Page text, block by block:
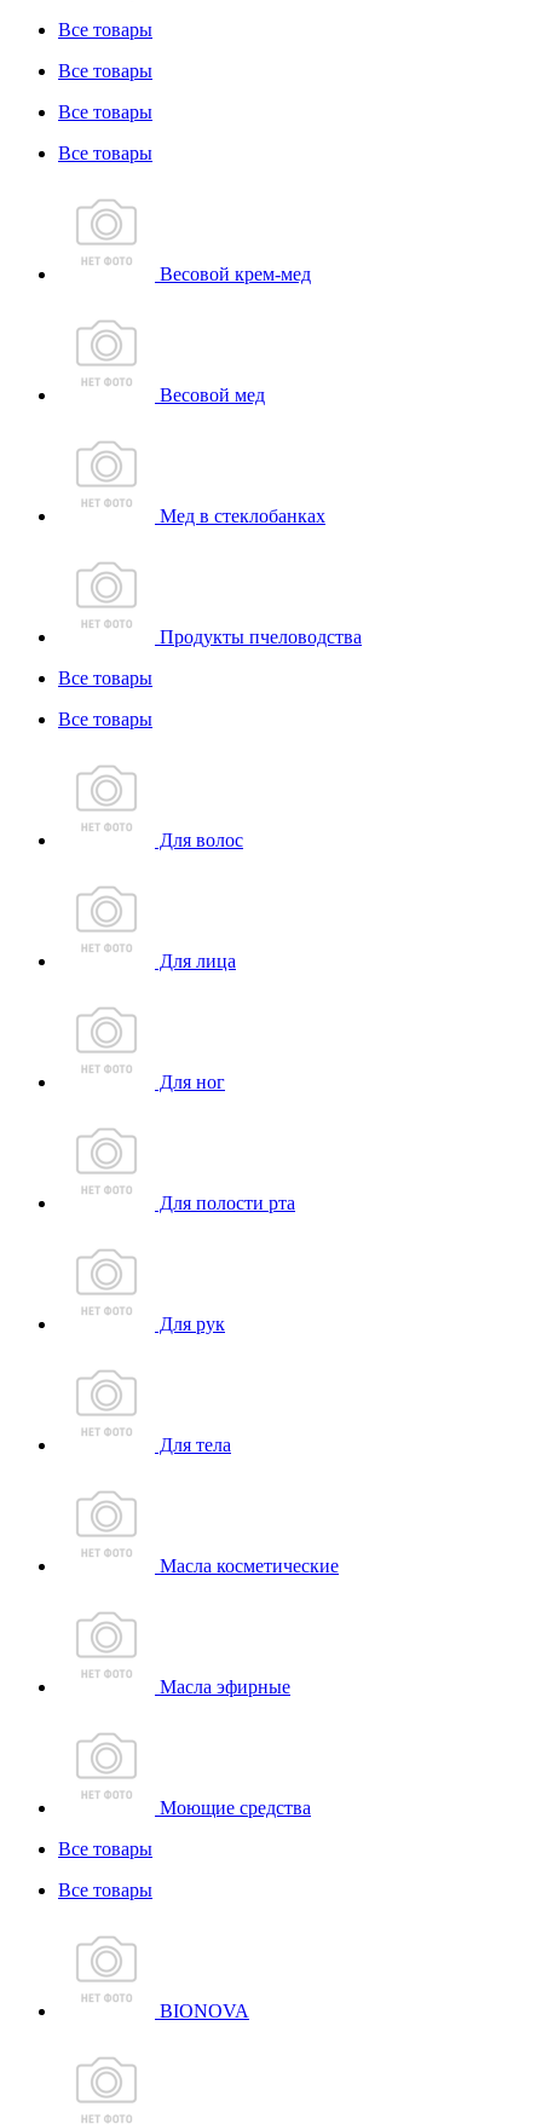
Все товары
Все товары
Все товары
Все товары
Весовой крем-мед
Весовой мед
Мед в стеклобанках
Продукты пчеловодства
Все товары
Все товары
Для волос
Для лица
Для ног
Для полости рта
Для рук
Для тела
Масла косметические
Масла эфирные
Моющие средства
Все товары
Все товары
BIONOVA